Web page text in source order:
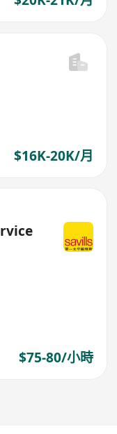
$16K-20K/月
$75-80/小時